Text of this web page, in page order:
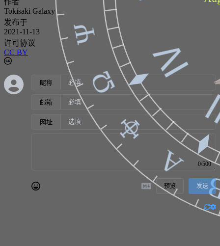
作者
Tokisaki Galaxy
发布于
2021-11-13
许可协议
CC BY
昵称
邮箱
网址
0/500
预览 发送
Ⅳ
☩
○
Ω
Ψ
Α